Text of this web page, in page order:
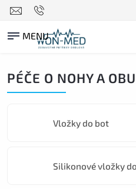
PÉČE O NOHY A
Vložky do bot
Silikonové vložky